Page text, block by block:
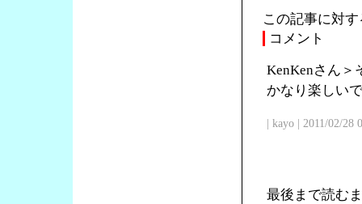
この記事に対
コメント
KenKenさん＞
かなり楽しい
| kayo | 2011/02/28
最後まで読む